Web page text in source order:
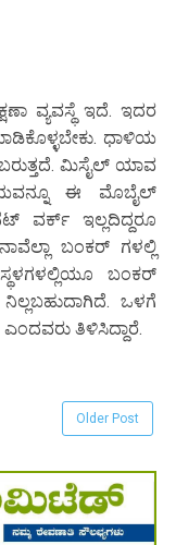
ವ್ಯವಸ್ಥೆ ಇದೆ. ಇದರ
ಧಾಳಿಯ
ಮಿಸೈಲ್ ಯಾವ
ಈ ಮೊಬೈಲ್
ವರ್ಕ್ ಇಲ್ಲದಿದ್ದರೂ
ಬಂಕರ್ ಗಳಲ್ಲಿ
ಬಂಕರ್
ಒಳಗೆ
ಎಂದವರು ತಿಳಿಸಿದ್ದಾರೆ.
Older Post